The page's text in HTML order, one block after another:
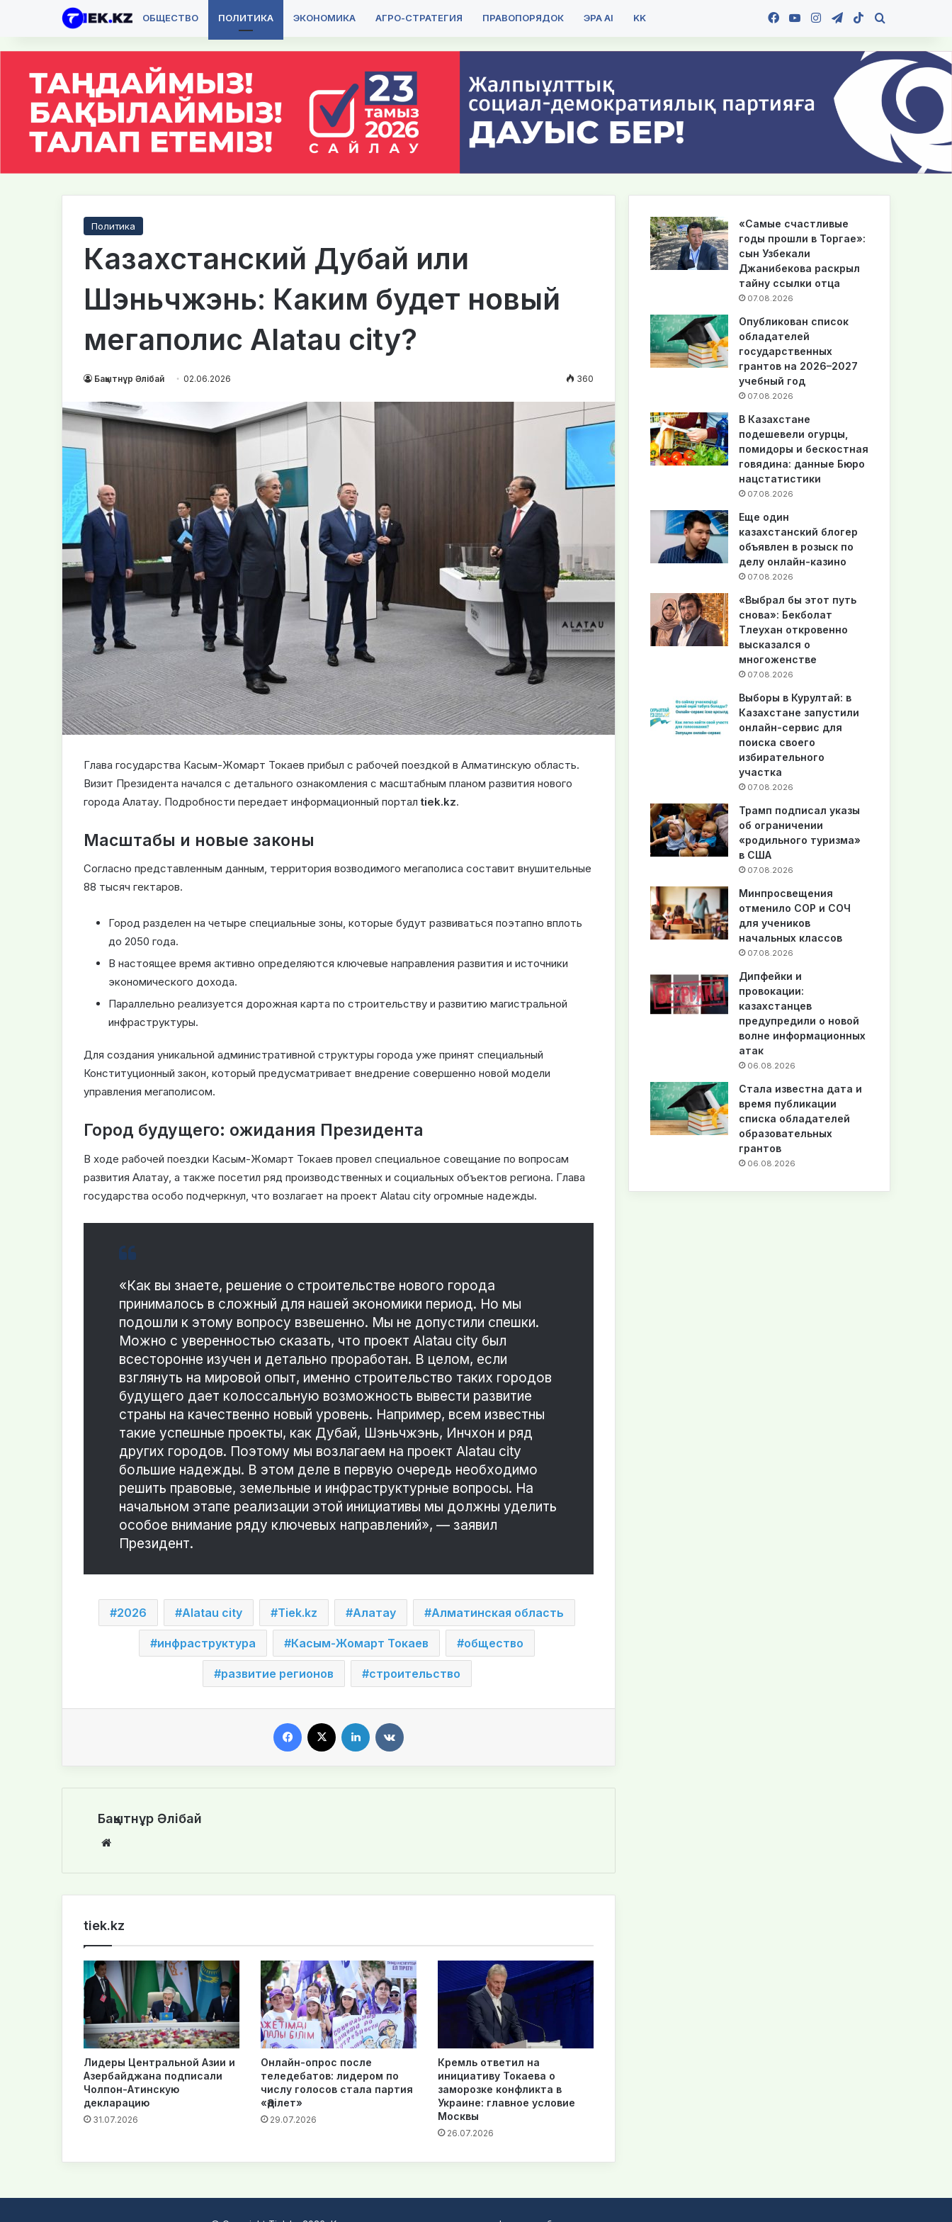
ОБЩЕСТВО ПОЛИТИКА ЭКОНОМИКА АГРО-СТРАТЕГИЯ ПРАВОПОРЯДОК ЭРА AI KK Facebook
YouTubeInstagramTelegram
TikTok
Политика
Казахстанский Дубай или
Шэньчжэнь: Каким будет новый
мегаполис Alatau city?
Бақытнұр Әлібай 02.06.2026 360
Глава государства Касым-Жомарт Токаев прибыл с рабочей поездкой в Алматинскую область.
Визит Президента начался с детального ознакомления с масштабным планом развития нового
города Алатау. Подробности передает информационный порталtiek.kz.
Масштабы и новые законы
Согласно представленным данным, территория возводимого мегаполиса составит внушительные
88 тысяч гектаров.
Город разделен на четыре специальные зоны, которые будут развиваться поэтапно вплоть
до 2050 года.
В настоящее время активно определяются ключевые направления развития и источники
экономического дохода.
Параллельно реализуется дорожная карта по строительству и развитию магистральной
инфраструктуры.
Для создания уникальной административной структуры города уже принят специальный
Конституционный закон, который предусматривает внедрение совершенно новой модели
управления мегаполисом.
Город будущего: ожидания Президента
В ходе рабочей поездки Касым-Жомарт Токаев провел специальное совещание по вопросам
развития Алатау, а также посетил ряд производственных и социальных объектов региона. Глава
государства особо подчеркнул, что возлагает на проект Alatau city огромные надежды.
«Как вы знаете, решение о строительстве нового города
принималось в сложный для нашей экономики период. Но мы
подошли к этому вопросу взвешенно. Мы не допустили спешки.
Можно с уверенностью сказать, что проект Alatau city был
всесторонне изучен и детально проработан. В целом, если
взглянуть на мировой опыт, именно строительство таких городов
будущего дает колоссальную возможность вывести развитие
страны на качественно новый уровень. Например, всем известны
такие успешные проекты, как Дубай, Шэньчжэнь, Инчхон и ряд
других городов. Поэтому мы возлагаем на проект Alatau city
большие надежды. В этом деле в первую очередь необходимо
решить правовые, земельные и инфраструктурные вопросы. На
начальном этапе реализации этой инициативы мы должны уделить
особое внимание ряду ключевых направлений», — заявил
Президент.
2026 Alatau city Tiek.kz Алатау Алматинская область
инфраструктура Касым-Жомарт Токаев общество
развитие регионов строительство
Бақытнұр Әлібай
te
tiek.kz
Лидеры Центральной Азии и
Азербайджана подписали
Чолпон-Атинскую
декларацию
31.07.2026
Онлайн-опрос после
теледебатов: лидером по
числу голосов стала партия
«Әділет»
29.07.2026
Кремль ответил на
инициативу Токаева о
заморозке конфликта в
Украине: главное условие
Москвы
26.07.2026
«Самые счастливые
годы прошли в Торгае»:
сын Узбекали
Джанибекова раскрыл
тайну ссылки отца
07.08.2026
Опубликован список
обладателей
государственных
грантов на 2026–2027
учебный год
07.08.2026
В Казахстане
подешевели огурцы,
помидоры и бескостная
говядина: данные Бюро
нацстатистики
07.08.2026
Еще один
казахстанский блогер
объявлен в розыск по
делу онлайн-казино
07.08.2026
«Выбрал бы этот путь
снова»: Бекболат
Тлеухан откровенно
высказался о
многоженстве
07.08.2026
Выборы в Курултай: в
Казахстане запустили
онлайн-сервис для
поиска своего
избирательного
участка
07.08.2026
Трамп подписал указы
об ограничении
«родильного туризма»
в США
07.08.2026
Минпросвещения
отменило СОР и СОЧ
для учеников
начальных классов
07.08.2026
Дипфейки и
провокации:
казахстанцев
предупредили о новой
волне информационных
атак
06.08.2026
Стала известна дата и
время публикации
списка обладателей
образовательных
грантов
06.08.2026